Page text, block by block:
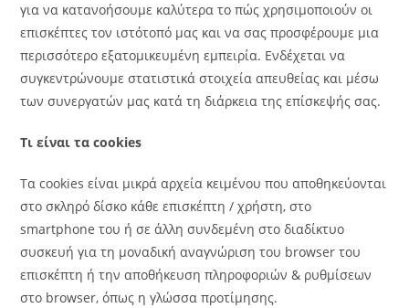
για να κατανοήσουμε καλύτερα το πώς χρησιμοποιούν οι
επισκέπτες τον ιστότοπό μας και να σας προσφέρουμε μια
περισσότερο εξατομικευμένη εμπειρία. Ενδέχεται να
συγκεντρώνουμε στατιστικά στοιχεία απευθείας και μέσω
των συνεργατών μας κατά τη διάρκεια της επίσκεψής σας.
Τι είναι τα cookies
Τα cookies είναι μικρά αρχεία κειμένου που αποθηκεύονται
στο σκληρό δίσκο κάθε επισκέπτη / χρήστη, στο
smartphone του ή σε άλλη συνδεμένη στο διαδίκτυο
συσκευή για τη μοναδική αναγνώριση του browser του
επισκέπτη ή την αποθήκευση πληροφοριών & ρυθμίσεων
στο browser, όπως η γλώσσα προτίμησης.